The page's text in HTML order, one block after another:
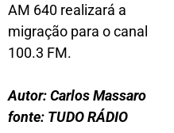
AM 640 realizará a
migração para o canal
100.3 FM.
Autor: Carlos Massaro
fonte: TUDO RÁDIO